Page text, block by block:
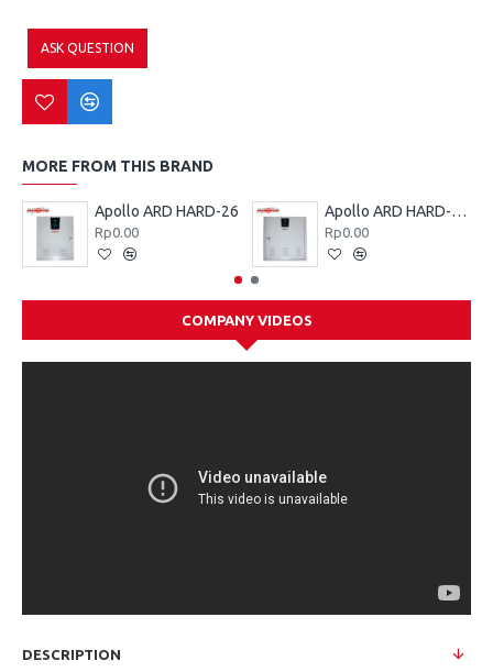
ASK QUESTION
MORE FROM THIS BRAND
Apollo ARD HARD-26
Rp0.00
Apollo ARD HARD-100
Rp0.00
COMPANY VIDEOS
DESCRIPTION